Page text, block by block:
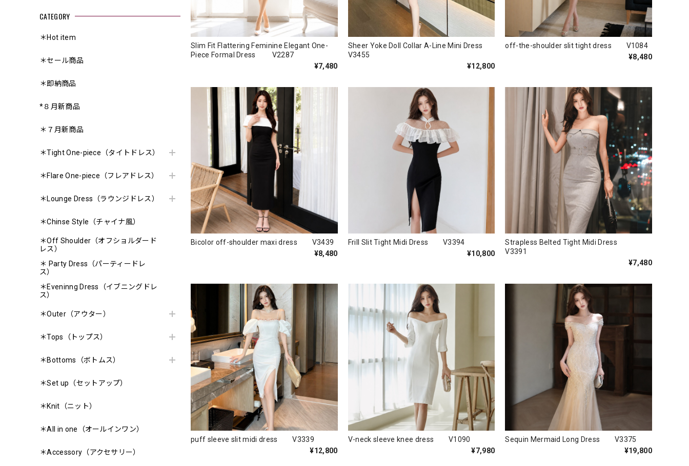
CATEGORY
＊Hot item
＊セール商品
＊即納商品
*８月新商品
＊７月新商品
＊Tight One-piece（タイトドレス）
＊Flare One-piece（フレアドレス）
＊Lounge Dress（ラウンジドレス）
＊Chinse Style（チャイナ風）
＊Off Shoulder（オフショルダード
レス）
＊ Party Dress（パーティードレ
ス）
＊Eveninng Dress（イブニングドレ
ス）
＊Outer（アウター）
＊Tops（トップス）
＊Bottoms（ボトムス）
＊Set up（セットアップ）
＊Knit（ニット）
＊All in one（オールインワン）
＊Accessory（アクセサリー）
Slim Fit Flattering Feminine Elegant One-
Piece Formal Dress V2287
¥7,480
Sheer Yoke Doll Collar A-Line Mini Dress
V3455
¥12,800
off-the-shoulder slit tight dress V1084
¥8,480
Bicolor off-shoulder maxi dress V3439
¥8,480
Frill Slit Tight Midi Dress V3394
¥10,800
Strapless Belted Tight Midi Dress
V3391
¥7,480
puff sleeve slit midi dress V3339
¥12,800
V-neck sleeve knee dress V1090
¥7,980
Sequin Mermaid Long Dress V3375
¥19,800